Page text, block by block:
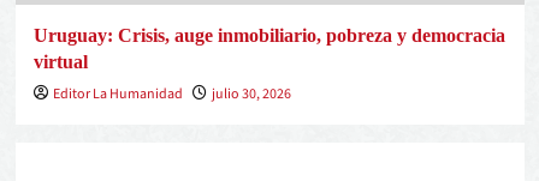
Uruguay: Crisis, auge inmobiliario, pobreza y democracia
virtual
Editor La Humanidad
julio 30, 2026